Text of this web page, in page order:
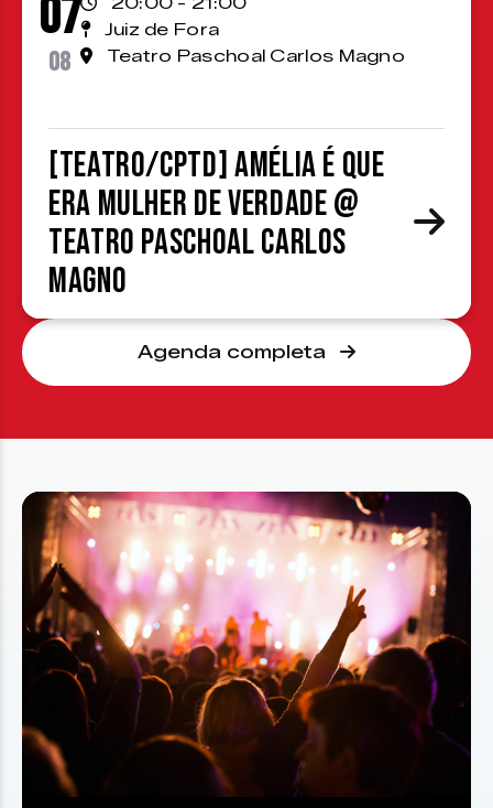
07
08
Juiz de Fora
Teatro Paschoal Carlos Magno
[TEATRO/CPTD] Amélia é que
era mulher de verdade @
Teatro Paschoal Carlos
Magno
Agenda completa